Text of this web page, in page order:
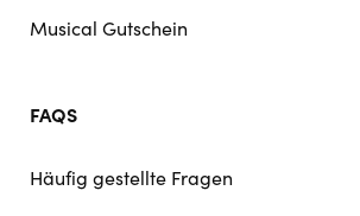
Musical Gutschein
FAQS
Häufig gestellte Fragen